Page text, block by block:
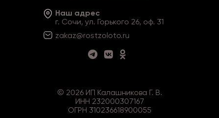
Наш адрес
г. Сочи, ул. Горького 26, оф. 31
zakaz@rostzoloto.ru
© 2026ИП Калашникова Г. В.
ИНН 232000307167
ОГРН 310236618900055